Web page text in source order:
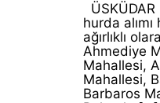
hurda
ağırlıklı
Ahmediye
Mahallesi,
Mahallesi,
Barbaros